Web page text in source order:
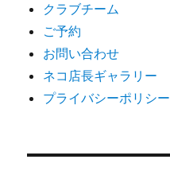
クラブチーム
ご予約
お問い合わせ
ネコ店長ギャラリー
プライバシーポリシー